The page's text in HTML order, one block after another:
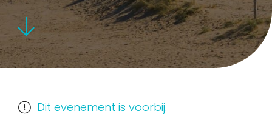
Dit evenement is voorbij.